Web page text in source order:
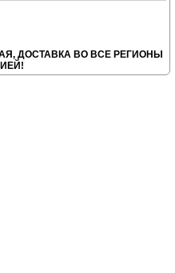
ДОСТАВКА ВО ВСЕ РЕГИОНЫ